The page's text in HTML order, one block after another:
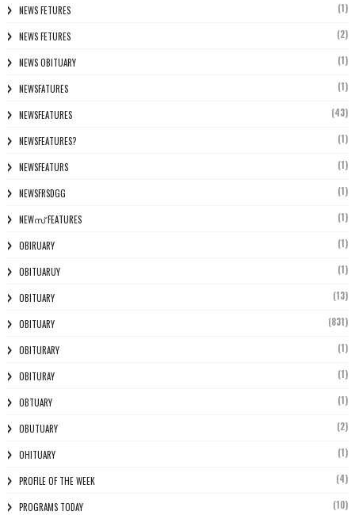
NEWS FETURES (1)
NEWS FETURES (2)
NEWS OBITUARY (1)
NEWSFATURES (1)
NEWSFEATURES (43)
NEWSFEATURES? (1)
NEWSFEATURS (1)
NEWSFRSDGG (1)
NEWസ് FEATURES (1)
OBIRUARY (1)
OBITUARUY (1)
OBITUARY (13)
OBITUARY (831)
OBITURARY (1)
OBITURAY (1)
OBTUARY (1)
OBUTUARY (2)
OHITUARY (1)
PROFILE OF THE WEEK (4)
PROGRAMS TODAY (10)